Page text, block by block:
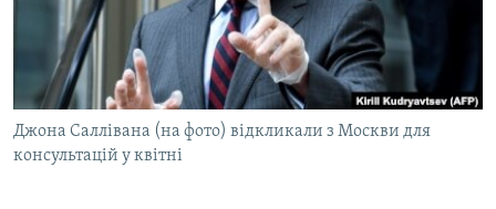
ВІДЕОУРОКИ «ELIFBE»
СВІДЧЕННЯ ОКУПАЦІЇ
УКРАЇНСЬКА ПРОБЛЕМА КРИМУ
ІНФОГРАФІКА
Русский
Qırımtatar
ДОЛУЧАЙСЯ!
Джона Саллівана (на фото) відкликали з Москви для
консультацій у квітні